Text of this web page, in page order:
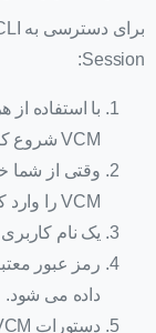
Session:
VCM شروع کنید.
VCM را وارد کنید.
یک نام کاربری
داده می شود.
دستورات VCM را وارد کنید.